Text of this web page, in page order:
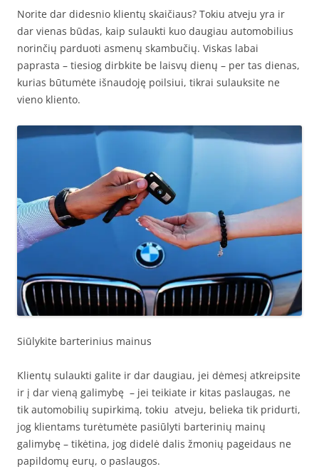
Norite dar didesnio klientų skaičiaus? Tokiu atveju yra ir
dar vienas būdas, kaip sulaukti kuo daugiau automobilius
norinčių parduoti asmenų skambučių. Viskas labai
paprasta – tiesiog dirbkite be laisvų dienų – per tas dienas,
kurias būtumėte išnaudoję poilsiui, tikrai sulauksite ne
vieno kliento.
Siūlykite barterinius mainus
Klientų sulaukti galite ir dar daugiau, jei dėmesį atkreipsite
ir į dar vieną galimybę – jei teikiate ir kitas paslaugas, ne
tik automobilių supirkimą, tokiu atveju, belieka tik pridurti,
jog klientams turėtumėte pasiūlyti barterinių mainų
galimybę – tikėtina, jog didelė dalis žmonių pageidaus ne
papildomų eurų, o paslaugos.